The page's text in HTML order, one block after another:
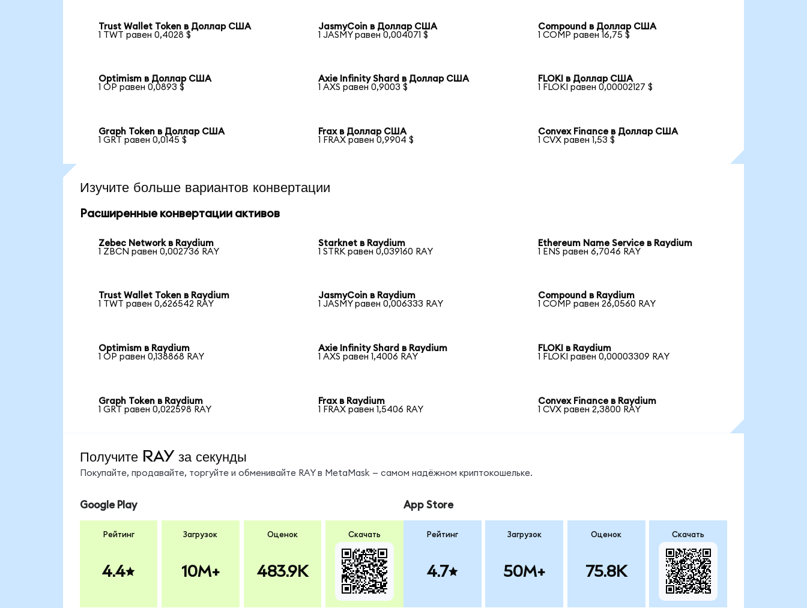
Trust Wallet Token в Доллар США
1 TWT равен 0,4028 $
JasmyCoin в Доллар США
1 JASMY равен 0,004071 $
Compound в Доллар США
1 COMP равен 16,75 $
Optimism в Доллар США
1 OP равен 0,0893 $
Axie Infinity Shard в Доллар США
1 AXS равен 0,9003 $
FLOKI в Доллар США
1 FLOKI равен 0,00002127 $
Graph Token в Доллар США
1 GRT равен 0,0145 $
Frax в Доллар США
1 FRAX равен 0,9904 $
Convex Finance в Доллар США
1 CVX равен 1,53 $
Изучите больше вариантов конвертации
Расширенные конвертации активов
Zebec Network в Raydium
1 ZBCN равен 0,002736 RAY
Starknet в Raydium
1 STRK равен 0,039160 RAY
Ethereum Name Service в Raydium
1 ENS равен 6,7046 RAY
Trust Wallet Token в Raydium
1 TWT равен 0,626542 RAY
JasmyCoin в Raydium
1 JASMY равен 0,006333 RAY
Compound в Raydium
1 COMP равен 26,0560 RAY
Optimism в Raydium
1 OP равен 0,138868 RAY
Axie Infinity Shard в Raydium
1 AXS равен 1,4006 RAY
FLOKI в Raydium
1 FLOKI равен 0,00003309 RAY
Graph Token в Raydium
1 GRT равен 0,022598 RAY
Frax в Raydium
1 FRAX равен 1,5406 RAY
Convex Finance в Raydium
1 CVX равен 2,3800 RAY
Получите RAY за секунды
Покупайте, продавайте, торгуйте и обменивайте RAY в MetaMask — самом надёжном криптокошельке.
Google Play
Рейтинг
4.4
Загрузок
10M+
Оценок
483.9K
Скачать
App Store
Рейтинг
4.7
Загрузок
50M+
Оценок
75.8K
Скачать